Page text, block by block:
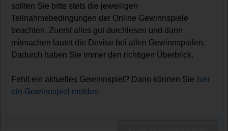
sollten Sie bitte stets die jeweiligen
Teilnahmebedingungen der Online Gewinnspiele
beachten. Zuerst alles gut durchlesen und dann
mitmachen lautet die Devise bei allen Gewinnspielen.
Dadurch haben Sie immer den richtigen Überblick.
Fehlt ein aktuelles Gewinnspiel? Dann können Sie hier
ein Gewinnspiel melden.